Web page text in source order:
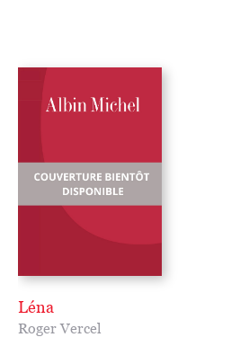
Léna
Roger Vercel